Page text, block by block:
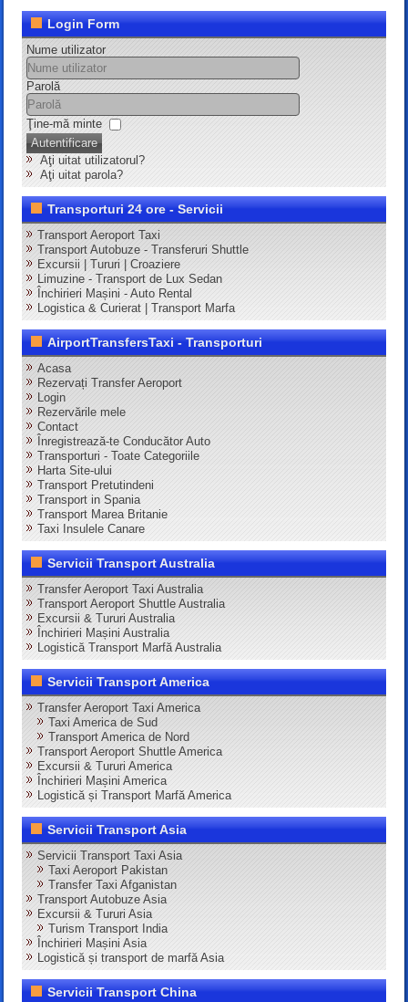
Login Form
Nume utilizator
Parolă
Ţine-mă minte
Autentificare
Aţi uitat utilizatorul?
Aţi uitat parola?
Transporturi 24 ore - Servicii
Transport Aeroport Taxi
Transport Autobuze - Transferuri Shuttle
Excursii | Tururi | Croaziere
Limuzine - Transport de Lux Sedan
Închirieri Mașini - Auto Rental
Logistica & Curierat | Transport Marfa
AirportTransfersTaxi - Transporturi
Acasa
Rezervați Transfer Aeroport
Login
Rezervările mele
Contact
Înregistrează-te Conducător Auto
Transporturi - Toate Categoriile
Harta Site-ului
Transport Pretutindeni
Transport in Spania
Transport Marea Britanie
Taxi Insulele Canare
Servicii Transport Australia
Transfer Aeroport Taxi Australia
Transport Aeroport Shuttle Australia
Excursii & Tururi Australia
Închirieri Mașini Australia
Logistică Transport Marfă Australia
Servicii Transport America
Transfer Aeroport Taxi America
Taxi America de Sud
Transport America de Nord
Transport Aeroport Shuttle America
Excursii & Tururi America
Închirieri Mașini America
Logistică și Transport Marfă America
Servicii Transport Asia
Servicii Transport Taxi Asia
Taxi Aeroport Pakistan
Transfer Taxi Afganistan
Transport Autobuze Asia
Excursii & Tururi Asia
Turism Transport India
Închirieri Mașini Asia
Logistică și transport de marfă Asia
Servicii Transport China